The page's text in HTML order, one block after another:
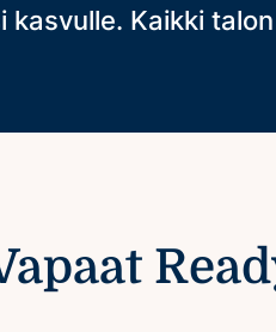
kasvulle. Kaikki